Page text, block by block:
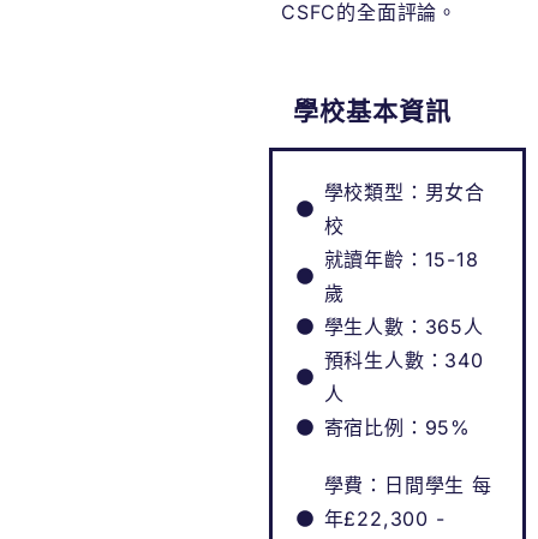
CSFC的全面評論。
學校基本資訊
學校類型：男女合
校
就讀年齡：15-18
歲
學生人數：365人
預科生人數：340
人
寄宿比例：95%
學費：日間學生 每
年£22,300 -